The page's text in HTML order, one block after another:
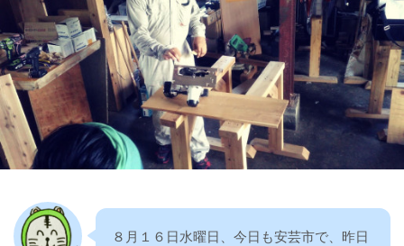
８月１６日水曜日、今日も安芸市で、昨日